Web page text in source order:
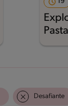
Desafiante